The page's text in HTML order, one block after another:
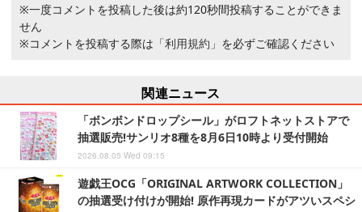
※一度コメントを投稿した後は約120秒間投稿することができま
せん
※コメントを投稿する際は 「利用規約」 を必ずご確認ください
関連ニュース
「ボンボンドロップシール」がロフトネットストアで
抽選販売!サンリオ8種を8月6日10時より受付開始
2026.08.05 Wed 09:15
遊戯王OCG「ORIGINAL ARTWORK COLLECTION」
の抽選受け付けが開始! 原作再現カードがアツいスペシ